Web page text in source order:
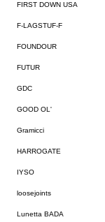
FIRST DOWN USA
F-LAGSTUF-F
FOUNDOUR
FUTUR
GDC
GOOD OL'
Gramicci
HARROGATE
IYSO
loosejoints
Lunetta BADA